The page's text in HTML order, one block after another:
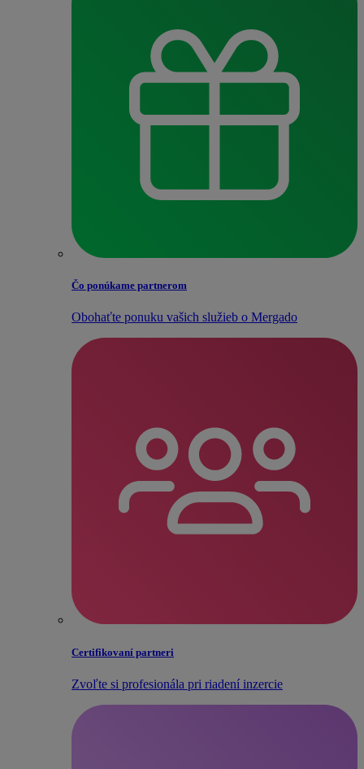
Čo ponúkame partnerom
Obohaťte ponuku vašich služieb o Mergado
Certifikovaní partneri
Zvoľte si profesionála pri riadení inzercie